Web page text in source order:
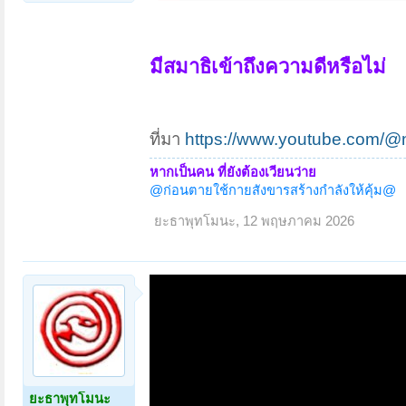
มีสมาธิเข้าถึงความดีหรือไม่
ที่มา https://www.youtube.com/
หากเป็นคน ที่ยังต้องเวียนว่าย
@ก่อนตายใช้กายสังขารสร้างกำลังให้คุ้ม@
ยะธาพุทโมนะ, 12 พฤษภาคม 2026
ยะธาพุทโมนะ